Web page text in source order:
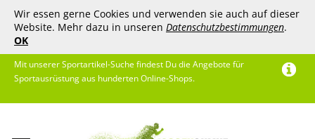
Wir essen gerne Cookies und verwenden sie auch auf dieser
Website. Mehr dazu in unseren Datenschutzbestimmungen.
OK
Mit unserer Sportartikel-Suche findest Du die Angebote für
Sportausrüstung aus hunderten Online-Shops.